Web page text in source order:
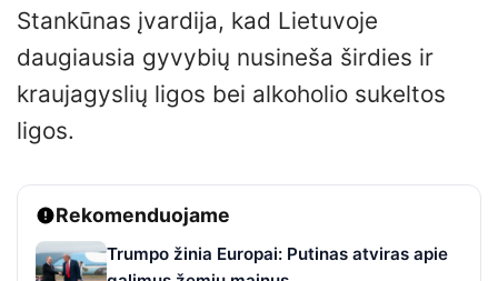
Stankūnas įvardija, kad Lietuvoje
daugiausia gyvybių nusineša širdies ir
kraujagyslių ligos bei alkoholio sukeltos
ligos.
Rekomenduojame
Trumpo žinia Europai: Putinas atviras apie